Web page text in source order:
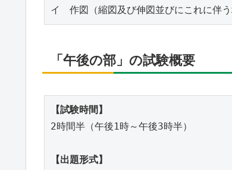
イ　作図（縮図及び伸図並びにこれに伴
「午後の部」の試験概要
【試験時間】
2時間半（午後1時～午後3時半）
【出題形式】